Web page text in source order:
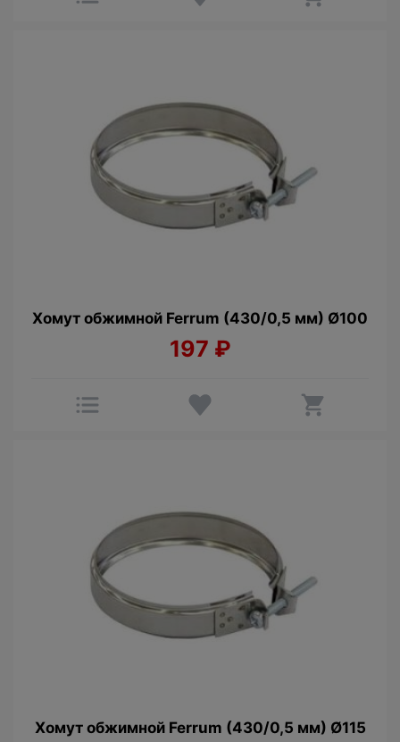
Хомут обжимной Ferrum (430/0,5 мм) Ø100
197 ₽
Хомут обжимной Ferrum (430/0,5 мм) Ø115